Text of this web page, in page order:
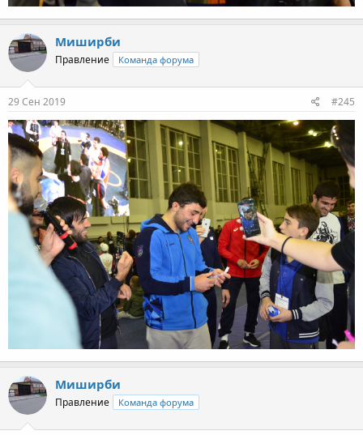
Миширби
Правление Команда форума
29 Сен 2019 #245
Миширби
Правление Команда форума